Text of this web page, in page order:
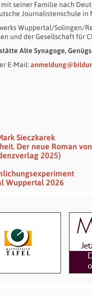
seiner Familie nach
Journalistenschule
Wuppertal/Solingen/
und der Gesellschaft für
Alte Synagoge,
E-Mail:
Sieczkarek
Der neue Roman
2025)
Wuppertal 2026